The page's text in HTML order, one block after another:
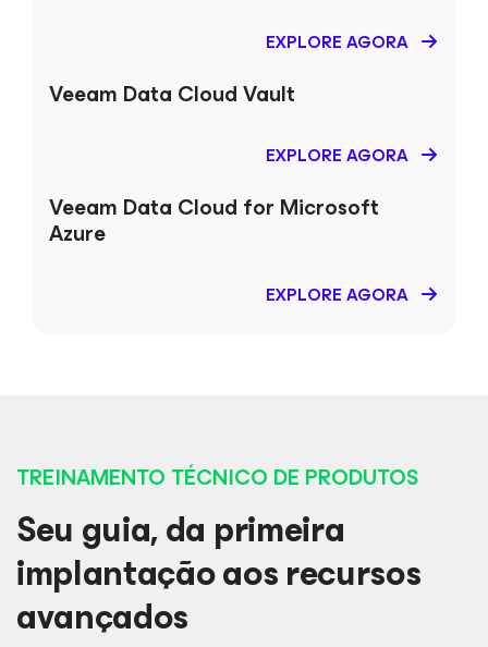
EXPLORE AGORA
Veeam Data Cloud Vault
EXPLORE AGORA
Veeam Data Cloud for Microsoft
Azure
EXPLORE AGORA
TREINAMENTO TÉCNICO DE PRODUTOS
Seu guia, da primeira
implantação aos recursos
avançados